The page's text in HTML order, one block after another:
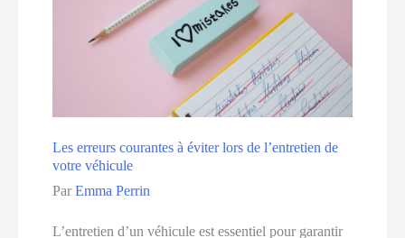
sécurité
Les erreurs courantes à éviter lors de l’entretien de
votre véhicule
ParEmma Perrin
L’entretien d’un véhicule est essentiel pour garantir